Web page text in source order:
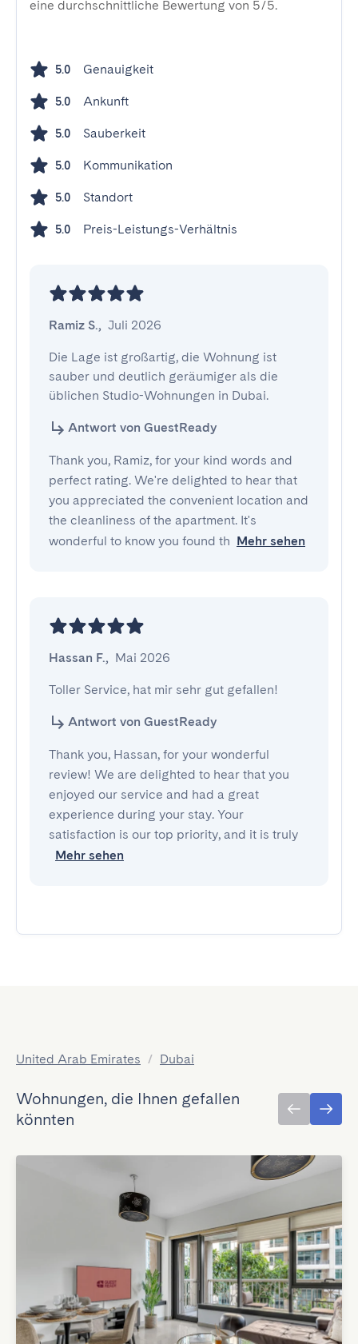
eine durchschnittliche Bewertung von 5/5.
5.0 Genauigkeit
5.0 Ankunft
5.0 Sauberkeit
5.0 Kommunikation
5.0 Standort
5.0 Preis-Leistungs-Verhältnis
Ramiz S., Juli 2026
Die Lage ist großartig, die Wohnung ist
sauber und deutlich geräumiger als die
üblichen Studio-Wohnungen in Dubai.
Antwort von GuestReady
Thank you, Ramiz, for your kind words and
perfect rating. We're delighted to hear that
you appreciated the convenient location and
the cleanliness of the apartment. It's
wonderful to know you found th Mehr sehen
Hassan F., Mai 2026
Toller Service, hat mir sehr gut gefallen!
Antwort von GuestReady
Thank you, Hassan, for your wonderful
review! We are delighted to hear that you
enjoyed our service and had a great
experience during your stay. Your
satisfaction is our top priority, and it is truly
Mehr sehen
United Arab Emirates / Dubai
Wohnungen, die Ihnen gefallen
könnten